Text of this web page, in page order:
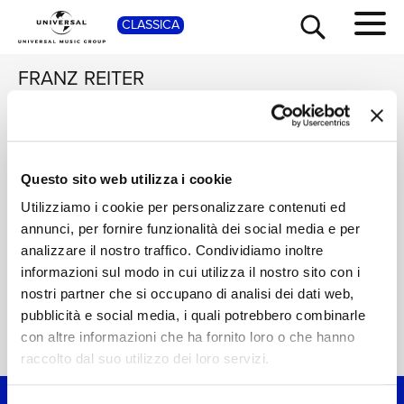
Questo sito web utilizza i cookie
Utilizziamo i cookie per personalizzare contenuti ed
annunci, per fornire funzionalità dei social media e per
analizzare il nostro traffico. Condividiamo inoltre
informazioni sul modo in cui utilizza il nostro sito con i
nostri partner che si occupano di analisi dei dati web,
pubblicità e social media, i quali potrebbero combinarle
con altre informazioni che ha fornito loro o che hanno
raccolto dal suo utilizzo dei loro servizi.
CLASSICA
FRANZ REITER
WIENER
UWE CHRISTIAN
HARRER
Christmas in Vienna
Home Classica > Franz Reiter
SHOP
TOUR
NEWS
RICERCA
CHI SIAMO
CONTATTI
NEWSLETTER